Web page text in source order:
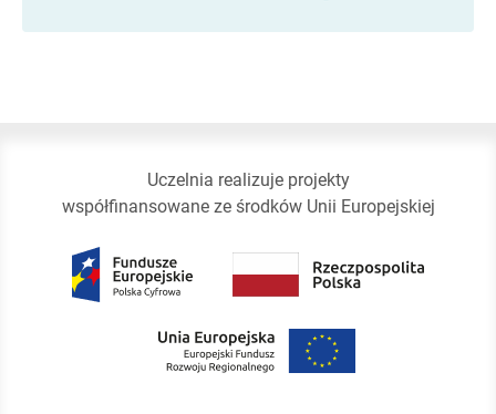
Uczelnia realizuje projekty
współfinansowane ze środków Unii Europejskiej